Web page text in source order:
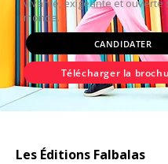
vivante, exigeante et ouverte
monde.
CANDIDATER
Télécharger la
Les Éditions Falbalas